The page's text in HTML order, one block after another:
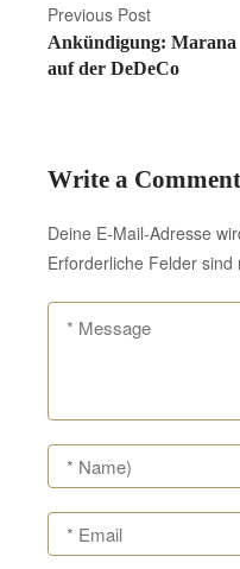
Previous Post
Ankündigung: Marana
auf der DeDeCo
Write a Comment
Deine E-Mail-Adresse
Erforderliche Felder sind